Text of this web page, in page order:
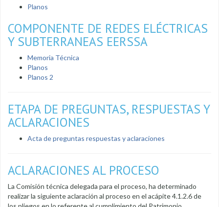
Planos
COMPONENTE DE REDES ELÉCTRICAS
Y SUBTERRANEAS EERSSA
Memoria Técnica
Planos
Planos 2
ETAPA DE PREGUNTAS, RESPUESTAS Y
ACLARACIONES
Acta de preguntas respuestas y aclaraciones
ACLARACIONES AL PROCESO
La Comisión técnica delegada para el proceso, ha determinado
realizar la siguiente aclaración al proceso en el acápite 4.1.2.6 de